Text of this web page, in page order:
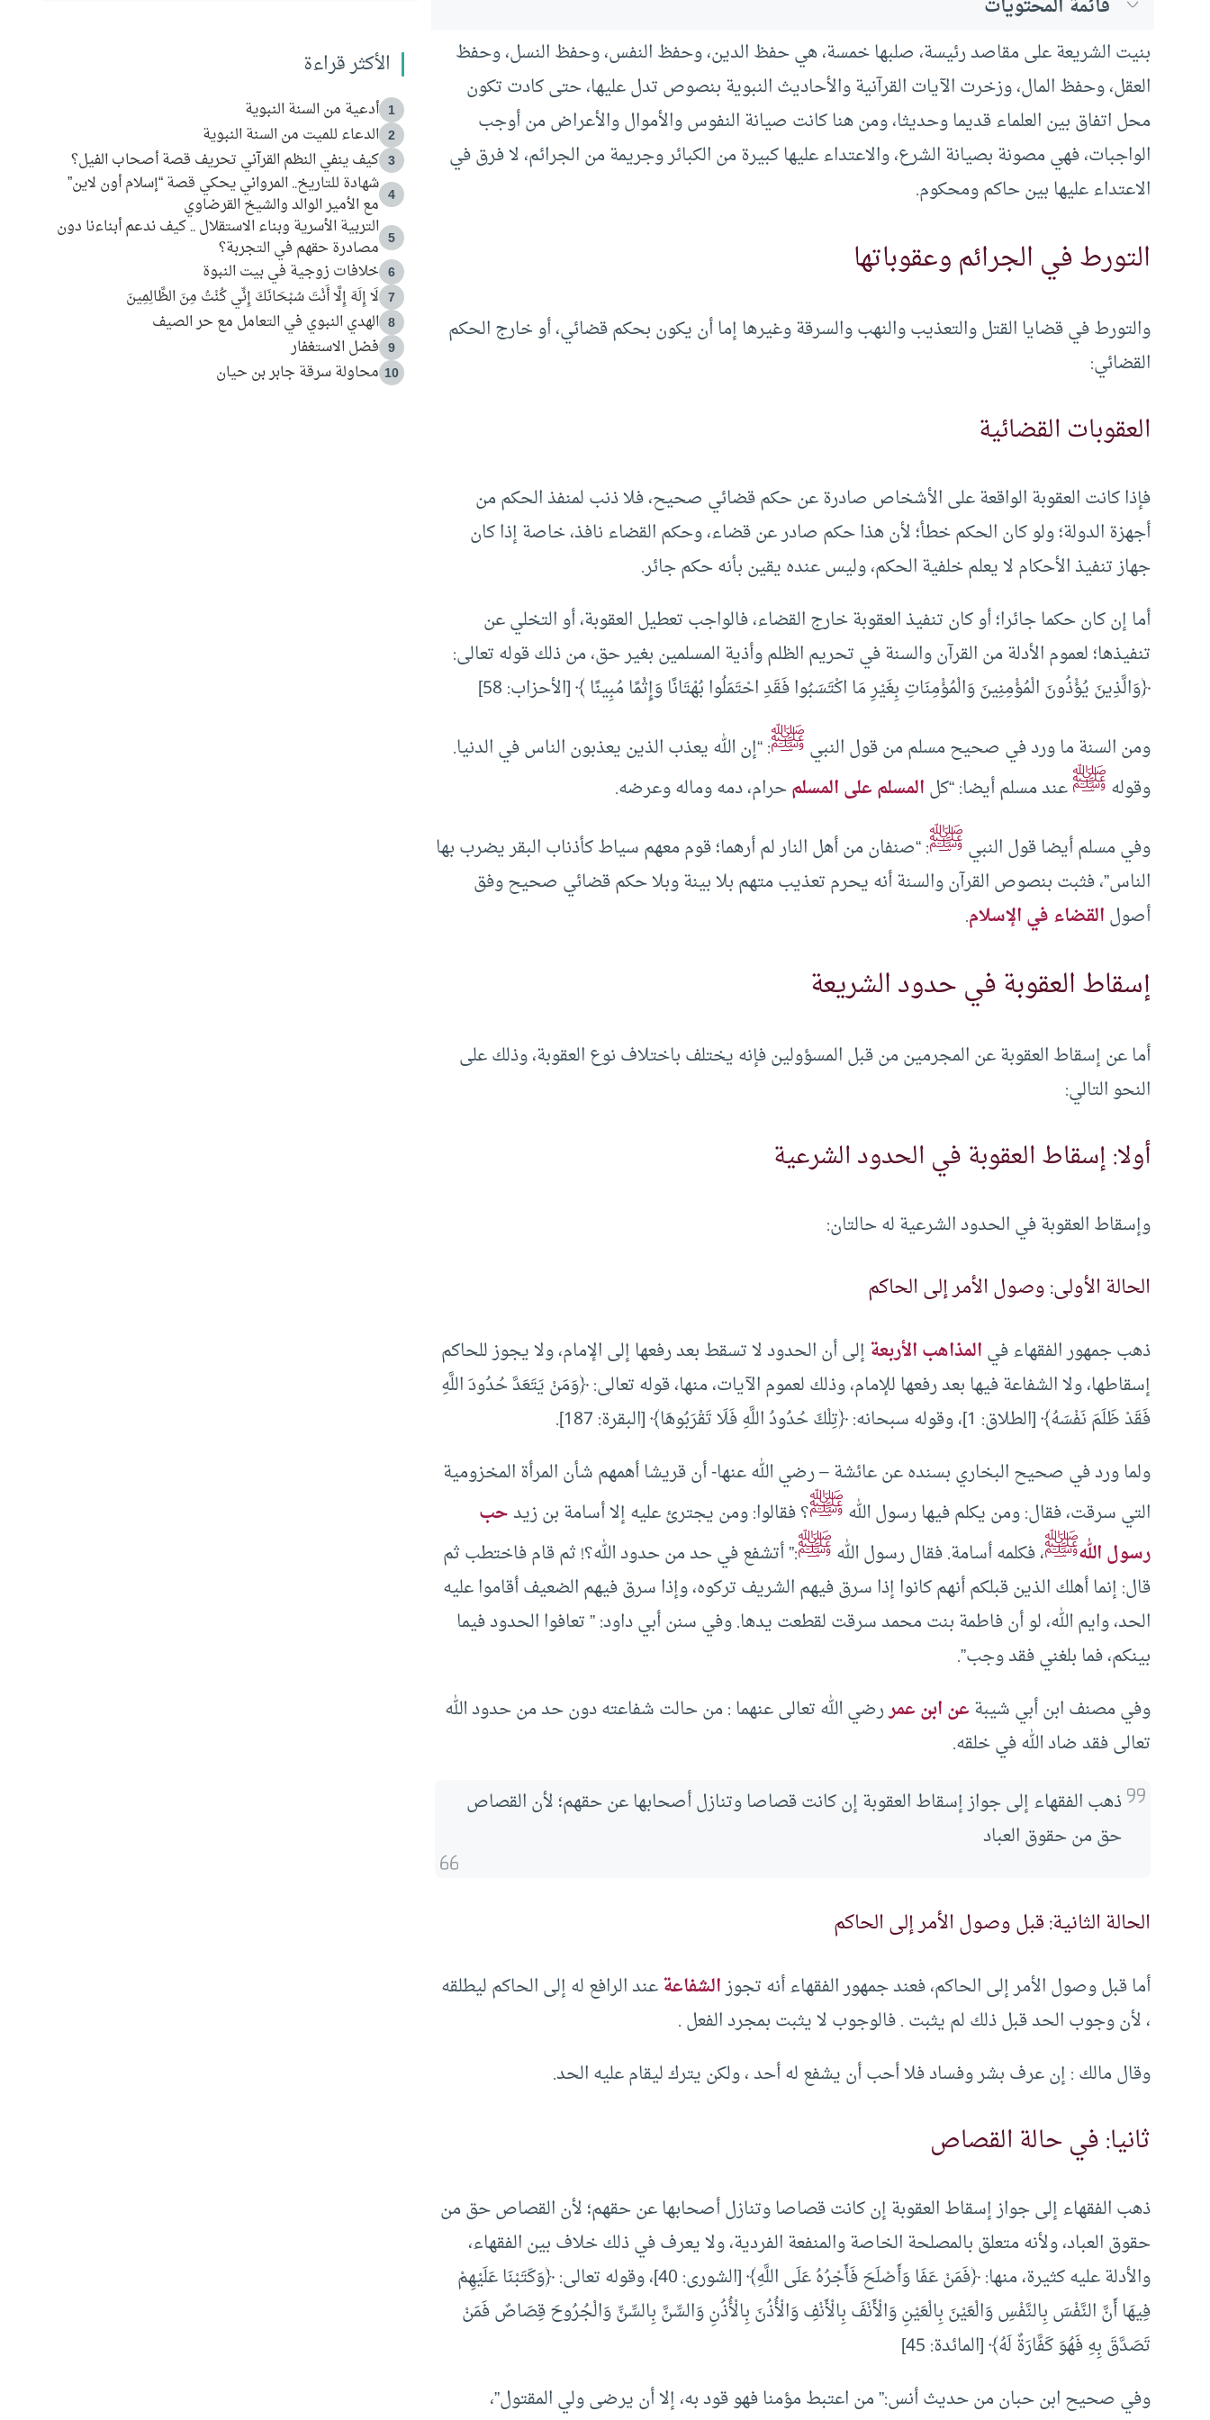
قائمة المحتويات
بنيت الشريعة على مقاصد رئيسة، صلبها خمسة، هي حفظ الدين، وحفظ النفس، وحفظ النسل، وحفظ
العقل، وحفظ المال، وزخرت الآيات القرآنية والأحاديث النبوية بنصوص تدل عليها، حتى كادت تكون
محل اتفاق بين العلماء قديما وحديثا، ومن هنا كانت صيانة النفوس والأموال والأعراض من أوجب
الواجبات، فهي مصونة بصيانة الشرع، والاعتداء عليها كبيرة من الكبائر وجريمة من الجرائم، لا فرق في
الاعتداء عليها بين حاكم ومحكوم.
التورط في الجرائم وعقوباتها
والتورط في قضايا القتل والتعذيب والنهب والسرقة وغيرها إما أن يكون بحكم قضائي، أو خارج الحكم
القضائي:
العقوبات القضائية
فإذا كانت العقوبة الواقعة على الأشخاص صادرة عن حكم قضائي صحيح، فلا ذنب لمنفذ الحكم من
أجهزة الدولة؛ ولو كان الحكم خطأ؛ لأن هذا حكم صادر عن قضاء، وحكم القضاء نافذ، خاصة إذا كان
جهاز تنفيذ الأحكام لا يعلم خلفية الحكم، وليس عنده يقين بأنه حكم جائر.
أما إن كان حكما جائرا؛ أو كان تنفيذ العقوبة خارج القضاء، فالواجب تعطيل العقوبة، أو التخلي عن
تنفيذها؛ لعموم الأدلة من القرآن والسنة في تحريم الظلم وأذية المسلمين بغير حق، من ذلك قوله تعالى:
﴿وَالَّذِينَ ‌يُؤْذُونَ الْمُؤْمِنِينَ وَالْمُؤْمِنَاتِ بِغَيْرِ مَا اكْتَسَبُوا فَقَدِ احْتَمَلُوا بُهْتَانًا وَإِثْمًا مُبِينًا ﴾ [الأحزاب: 58]
ومن السنة ما ورد في صحيح مسلم من قول النبيﷺ: “إن الله يعذب الذين يعذبون الناس في الدنيا.
وقولهﷺعند مسلم أيضا: “كلالمسلم على المسلمحرام، دمه وماله وعرضه.
وفي مسلم أيضا قول النبيﷺ: “صنفان من أهل النار لم أرهما؛ قوم معهم سياط كأذناب البقر يضرب بها
الناس”، فثبت بنصوص القرآن والسنة أنه يحرم تعذيب متهم بلا بينة وبلا حكم قضائي صحيح وفق
أصولالقضاء في الإسلام.
إسقاط العقوبة في حدود الشريعة
أما عن إسقاط العقوبة عن المجرمين من قبل المسؤولين فإنه يختلف باختلاف نوع العقوبة، وذلك على
النحو التالي:
أولا: إسقاط العقوبة في الحدود الشرعية
وإسقاط العقوبة في الحدود الشرعية له حالتان:
الحالة الأولى: وصول الأمر إلى الحاكم
ذهب جمهور الفقهاء فيالمذاهب الأربعةإلى أن الحدود لا تسقط بعد رفعها إلى الإمام، ولا يجوز للحاكم
إسقاطها، ولا الشفاعة فيها بعد رفعها للإمام، وذلك لعموم الآيات، منها، قوله تعالى: ﴿وَمَنْ يَتَعَدَّ حُدُودَ اللَّهِ
فَقَدْ ظَلَمَ نَفْسَهُ﴾ [الطلاق: 1]، وقوله سبحانه: ﴿تِلْكَ حُدُودُ اللَّهِ فَلَا تَقْرَبُوهَا﴾ [البقرة: 187].
ولما ورد في صحيح البخاري بسنده عن عائشة – رضي الله عنها- أن قريشا أهمهم شأن المرأة المخزومية
التي سرقت، فقال: ومن يكلم فيها رسول اللهﷺ؟ فقالوا: ومن يجترئ عليه إلا أسامة بن زيدحب
رسول اللهﷺ، فكلمه أسامة. فقال رسول اللهﷺ:” أتشفع في حد من حدود الله؟! ثم قام فاختطب ثم
قال: إنما أهلك الذين قبلكم أنهم كانوا إذا سرق فيهم الشريف تركوه، وإذا سرق فيهم الضعيف أقاموا عليه
الحد، وايم الله، لو أن فاطمة بنت محمد سرقت لقطعت يدها. وفي سنن أبي داود: ” تعافوا الحدود فيما
بينكم، فما بلغني فقد وجب”.
وفي مصنف ابن أبي شيبةعن ابن عمررضي الله تعالى عنهما : من حالت شفاعته دون حد من حدود الله
تعالى فقد ضاد الله في خلقه.
ذهب الفقهاء إلى جواز إسقاط العقوبة إن كانت قصاصا وتنازل أصحابها عن حقهم؛ لأن القصاص
حق من حقوق العباد
الحالة الثانية: قبل وصول الأمر إلى الحاكم
أما قبل وصول الأمر إلى الحاكم، فعند جمهور الفقهاء أنه تجوزالشفاعةعند الرافع له إلى الحاكم ليطلقه
، لأن وجوب الحد قبل ذلك لم يثبت . فالوجوب لا يثبت بمجرد الفعل .
وقال مالك : إن عرف بشر وفساد فلا أحب أن يشفع له أحد ، ولكن يترك ليقام عليه الحد.
ثانيا: في حالة القصاص
ذهب الفقهاء إلى جواز إسقاط العقوبة إن كانت قصاصا وتنازل أصحابها عن حقهم؛ لأن القصاص حق من
حقوق العباد، ولأنه متعلق بالمصلحة الخاصة والمنفعة الفردية، ولا يعرف في ذلك خلاف بين الفقهاء،
والأدلة عليه كثيرة، منها: ﴿فَمَنْ عَفَا وَأَصْلَحَ فَأَجْرُهُ عَلَى اللَّهِ﴾ [الشورى: 40]، وقوله تعالى: ﴿وَكَتَبْنَا عَلَيْهِمْ
فِيهَا أَنَّ النَّفْسَ بِالنَّفْسِ وَالْعَيْنَ بِالْعَيْنِ وَالْأَنْفَ بِالْأَنْفِ وَالْأُذُنَ بِالْأُذُنِ وَالسِّنَّ بِالسِّنِّ وَالْجُرُوحَ قِصَاصٌ فَمَنْ
تَصَدَّقَ بِهِ فَهُوَ كَفَّارَةٌ لَهُ﴾ [المائدة: 45]
وفي صحيح ابن حبان من حديث أنس:” من اعتبط مؤمنا فهو قود به، إلا أن يرضى ولي المقتول”،
الأكثر قراءة
1 أدعية من السنة النبوية
2 الدعاء للميت من السنة النبوية
3 كيف ينفي النظم القرآني تحريف قصة أصحاب الفيل؟
4
شهادة للتاريخ.. المرواني يحكي قصة “إسلام أون لاين”
مع الأمير الوالد والشيخ القرضاوي
5
التربية الأسرية وبناء الاستقلال .. كيف ندعم أبناءنا دون
مصادرة حقهم في التجربة؟
6 خلافات زوجية في بيت النبوة
7 لَا إِلَهَ إِلَّا أَنْتَ سُبْحَانَكَ إِنِّي كُنْتُ مِنَ الظَّالِمِينَ
8 الهدي النبوي في التعامل مع حر الصيف
9 فضل الاستغفار
10 محاولة سرقة جابر بن حيان